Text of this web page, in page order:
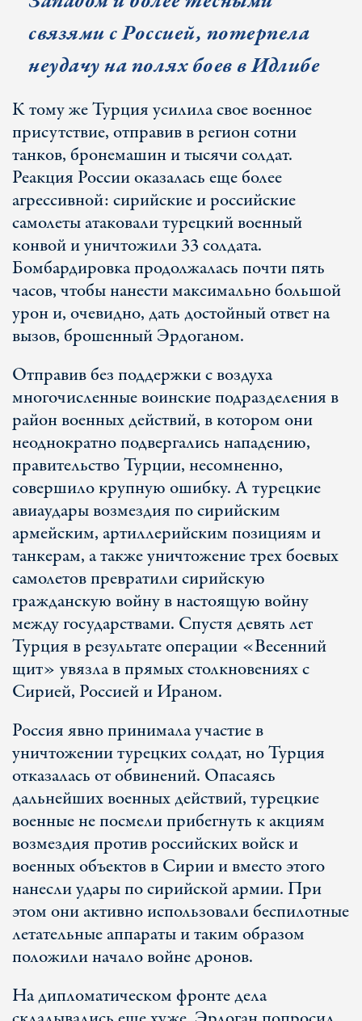
связями с Россией, потерпела
неудачу на полях боев в Идлибе
К тому же Турция усилила свое военное
присутствие, отправив в регион сотни
танков, бронемашин и тысячи солдат.
Реакция России оказалась еще более
агрессивной: сирийские и российские
самолеты атаковали турецкий военный
конвой и уничтожили 33 солдата.
Бомбардировка продолжалась почти пять
часов, чтобы нанести максимально большой
урон и, очевидно, дать достойный ответ на
вызов, брошенный Эрдоганом.
Отправив без поддержки с воздуха
многочисленные воинские подразделения в
район военных действий, в котором они
неоднократно подвергались нападению,
правительство Турции, несомненно,
совершило крупную ошибку. А турецкие
авиаудары возмездия по сирийским
армейским, артиллерийским позициям и
танкерам, а также уничтожение трех боевых
самолетов превратили сирийскую
гражданскую войну в настоящую войну
между государствами. Спустя девять лет
Турция в результате операции «Весенний
щит» увязла в прямых столкновениях с
Сирией, Россией и Ираном.
Россия явно принимала участие в
уничтожении турецких солдат, но Турция
отказалась от обвинений. Опасаясь
дальнейших военных действий, турецкие
военные не посмели прибегнуть к акциям
возмездия против российских войск и
военных объектов в Сирии и вместо этого
нанесли удары по сирийской армии. При
этом они активно использовали беспилотные
летательные аппараты и таким образом
положили начало войне дронов.
На дипломатическом фронте дела